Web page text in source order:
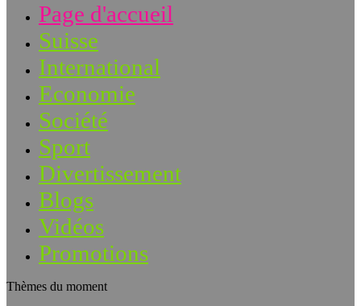
Page d'accueil
Suisse
International
Economie
Société
Sport
Divertissement
Blogs
Vidéos
Promotions
Thèmes du moment